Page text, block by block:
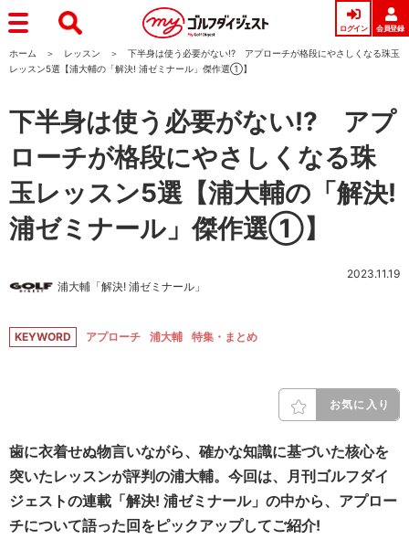
ログイン 会員登録
ホーム レッスン
下半身は使う必要がない!? アプローチが格段にやさしくなる珠玉
レッスン5選【浦大輔の「解決! 浦ゼミナール」傑作選①】
下半身は使う必要がない!? アプ
ローチが格段にやさしくなる珠
玉レッスン5選【浦大輔の「解決!
浦ゼミナール」傑作選①】
浦大輔「解決! 浦ゼミナール」
2023.11.19
KEYWORD アプローチ 浦大輔 特集・まとめ
お気に入り
歯に衣着せぬ物言いながら、確かな知識に基づいた核心を
突いたレッスンが評判の浦大輔。今回は、月刊ゴルフダイ
ジェストの連載「解決! 浦ゼミナール」の中から、アプロー
チについて語った回をピックアップしてご紹介!